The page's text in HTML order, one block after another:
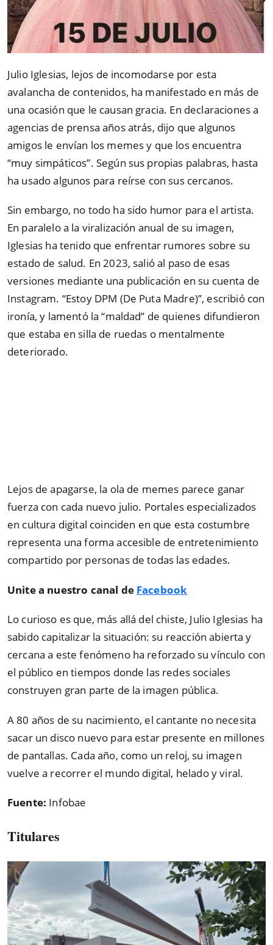
Julio Iglesias, lejos de incomodarse por esta
avalancha de contenidos, ha manifestado en más de
una ocasión que le causan gracia. En declaraciones a
agencias de prensa años atrás, dijo que algunos
amigos le envían los memes y que los encuentra
“muy simpáticos”. Según sus propias palabras, hasta
ha usado algunos para reírse con sus cercanos.
Sin embargo, no todo ha sido humor para el artista.
En paralelo a la viralización anual de su imagen,
Iglesias ha tenido que enfrentar rumores sobre su
estado de salud. En 2023, salió al paso de esas
versiones mediante una publicación en su cuenta de
Instagram. “Estoy DPM (De Puta Madre)”, escribió con
ironía, y lamentó la “maldad” de quienes difundieron
que estaba en silla de ruedas o mentalmente
deteriorado.
Lejos de apagarse, la ola de memes parece ganar
fuerza con cada nuevo julio. Portales especializados
en cultura digital coinciden en que esta costumbre
representa una forma accesible de entretenimiento
compartido por personas de todas las edades.
Unite a nuestro canal de Facebook
Lo curioso es que, más allá del chiste, Julio Iglesias ha
sabido capitalizar la situación: su reacción abierta y
cercana a este fenómeno ha reforzado su vínculo con
el público en tiempos donde las redes sociales
construyen gran parte de la imagen pública.
A 80 años de su nacimiento, el cantante no necesita
sacar un disco nuevo para estar presente en millones
de pantallas. Cada año, como un reloj, su imagen
vuelve a recorrer el mundo digital, helado y viral.
Fuente: Infobae
Titulares